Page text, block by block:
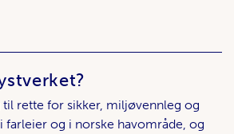
til rette for sikker, miljøvennleg og
farleier og i norske havområde, og